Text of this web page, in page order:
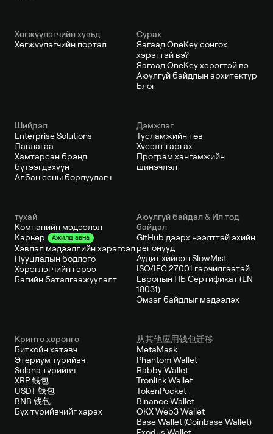
Хөгжүүлэгчийн хувьд
Хөгжүүлэгчийн портал
Сурах
Яагаад OneKey сонгох
хэрэгтэй вэ?
Яагаад OneKey хэрэгтэй вэ
Аюулгүй байдлын архитектур
Блог
Шийдэл
Enterprise Solutions
Лавлагаа
Хамтарсан брэнд
бүтээгдэхүүн
Албан ёсны борлуулагч
Дэмжлэг
Тусламжийн төв
Хүсэлт гаргах
Програм хангамжийн
шинэчлэл
тухай
Компанийн мэдээлэл
Карьер
Ажилд авна
Хэвлэл мэдээллийн хэрэгсэл
Нууцлалын бодлого
Хэрэглэгчийн гэрээ
Багийн баталгаажуулалт
Аюулгүй байдал & Ил тод
байдал
GitHub дээрх нээлттэй эхийн
репонууд
Аудит хийсэн SlowMist
ISO/IEC 27001 гэрчилгээтэй
Европын НБ Сертификат (EN
18031)
Эмзэг байдлыг мэдээлэх
Крипто хөрөнгө
Биткойн хэтэвч
Этериум түрийвч
Solana түрийвч
XRP 钱包
USDT 钱包
BNB 钱包
Бүх түрийвчийг харах
从其他应用钱包迁移
MetaMask
Phantom Wallet
Rabby Wallet
Tronlink Wallet
TokenPocket
Binance Wallet
OKX Web3 Wallet
Base Wallet (Coinbase Wallet)
Exodus Wallet